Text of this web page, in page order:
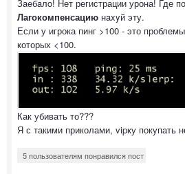
Зaeбaлo! Нет регистрации урона! Где
Лагокомпенсацию нaxyй эту.
Если у игрока пинг >100 - это
которых <100.
Как убивать то???
Я с такими приколами, vipку покупать
5 пользователям понравился пост